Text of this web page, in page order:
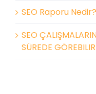
SEO Raporu Nedir?
SEO
SÜREDE